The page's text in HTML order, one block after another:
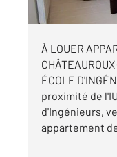
Visiter le site
À LOUER
ÉCOLE
proximité de
d'Ingénieurs,
appartement